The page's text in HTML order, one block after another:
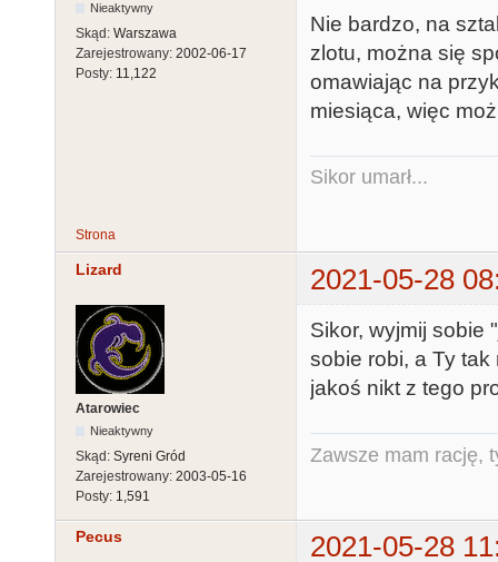
Nieaktywny
Skąd: Warszawa
Zarejestrowany: 2002-06-17
Posty: 11,122
Nie bardzo, na
zlotu, można się
omawiając na
miesiąca, więc
Sikor umarł...
Strona
Lizard 2021-05-28
Atarowiec
Nieaktywny
Skąd: Syreni Gród
Zarejestrowany: 2003-05-16
Posty: 1,591
Sikor, wyjmij sobie
sobie robi, a Ty
jakoś nikt z tego
Zawsze mam rację,
Pecus 2021-05-28